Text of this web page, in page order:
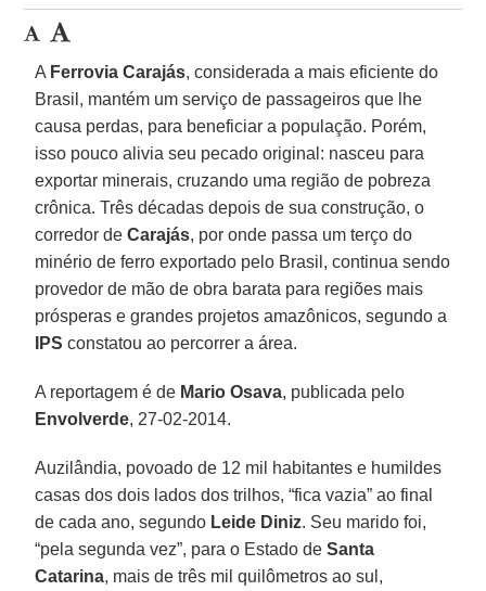
A Ferrovia Carajás, considerada a mais eficiente do
Brasil, mantém um serviço de passageiros que lhe
causa perdas, para beneficiar a população. Porém,
isso pouco alivia seu pecado original: nasceu para
exportar minerais, cruzando uma região de pobreza
crônica. Três décadas depois de sua construção, o
corredor deCarajás, por onde passa um terço do
minério de ferro exportado pelo Brasil, continua sendo
provedor de mão de obra barata para regiões mais
prósperas e grandes projetos amazônicos, segundo a
IPS constatou ao percorrer a área.
A reportagem é de Mario Osava, publicada pelo
Envolverde, 27-02-2014.
Auzilândia, povoado de 12 mil habitantes e humildes
casas dos dois lados dos trilhos, “fica vazia” ao final
de cada ano, segundo Leide Diniz. Seu marido foi,
“pela segunda vez”, para o Estado deSanta
Catarina, mais de três mil quilômetros ao sul,